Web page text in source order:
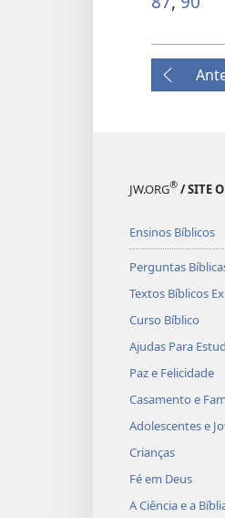
JW.ORG® / SITE
Ensinos Bíblicos
Perguntas
Textos Bíblicos
Curso Bíblico
Ajudas Para
Paz e Felicidade
Casamento e
Adolescentes e
Crianças
Fé em Deus
A Ciência e a